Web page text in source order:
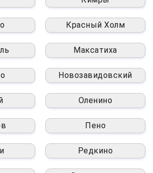
Красный Холм
Максатиха
Новозавидовский
Оленино
Пено
Редкино